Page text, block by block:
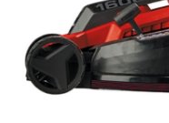
the site
to